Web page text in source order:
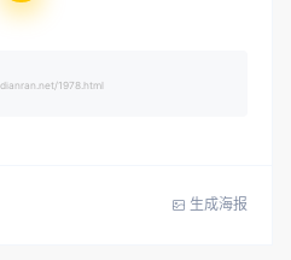
1978.html
生成海报